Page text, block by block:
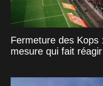
Fermeture des Kops
mesure qui fait réagir